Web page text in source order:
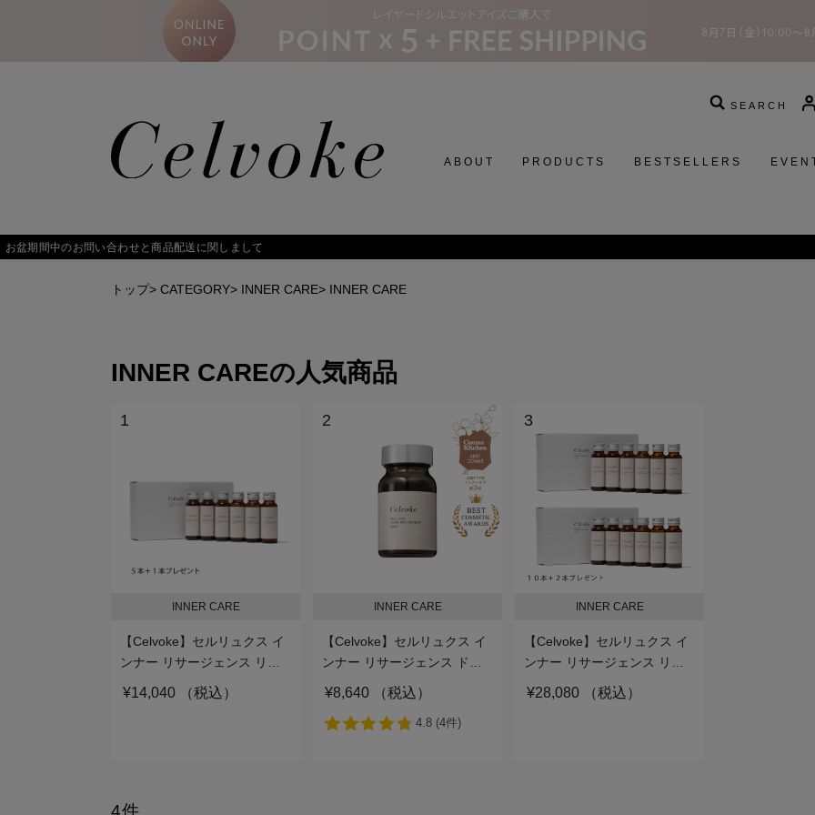
SEARCH
ABOUT PRODUCTS BESTSELLERS
トップ> CATEGORY> INNER CARE> INNER CARE
INNER CAREの人気商品
1
INNER CARE
【Celvoke】セルリュクス イ
ンナー リサージェンス リキ
ッド 6本入り
¥14,040 （税込）
2
INNER CARE
【Celvoke】セルリュクス イ
ンナー リサージェンス ドロ
¥8,640 （税込）
3
INNER CARE
【Celvoke】セルリュクス イ
ンナー リサージェンス リキ
ッド (12本）
¥28,080 （税込）